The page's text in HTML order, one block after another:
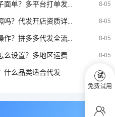
8-05
8-05
8-05
么设置？多地区运费 8-05
什么品类适合代发 8-05
试
免费试用